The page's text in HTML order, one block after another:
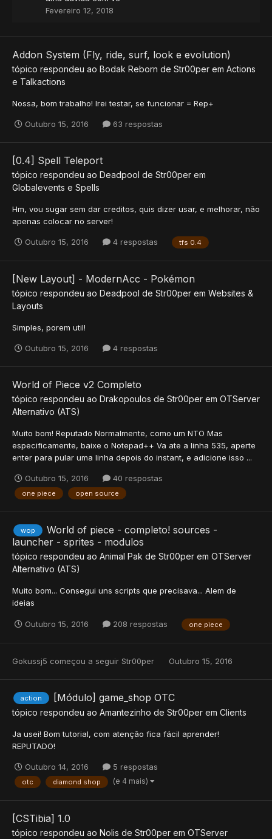
Fevereiro 12, 2018
Addon System (Fly, ride, surf, look e evolution)
tópico respondeu ao Bodak Reborn de Str00per em Actions
e Talkactions
Nossa, bom trabalho! Irei testar, se funcionar = Rep+
Outubro 15, 2016 63 respostas
[0.4] Spell Teleport
tópico respondeu ao Deadpool de Str00per em
Globalevents e Spells
Hm, vou sugar sem dar creditos, quis dizer usar, e melhorar, não
apenas colocar no server!
Outubro 15, 2016 4 respostas tfs 0.4
[New Layout] - ModernAcc - Pokémon
tópico respondeu ao Deadpool de Str00per em Websites &
Layouts
Simples, porem util!
Outubro 15, 2016 4 respostas
World of Piece v2 Completo
tópico respondeu ao Drakopoulos de Str00per em OTServer
Alternativo (ATS)
Muito bom! Reputado Normalmente, como um NTO Mas
especificamente, baixe o Notepad++ Va ate a linha 535, aperte
enter para pular uma linha depois do instant, e adicione isso ...
Outubro 15, 2016 40 respostas
one piece open source
wop
World of piece - completo! sources -
launcher - sprites - modulos
tópico respondeu ao Animal Pak de Str00per em OTServer
Alternativo (ATS)
Muito bom... Consegui uns scripts que precisava... Alem de
ideias
Outubro 15, 2016 208 respostas one piece
Gokussj5 começou a seguir Str00per Outubro 15, 2016
action [Módulo] game_shop OTC
tópico respondeu ao Amantezinho de Str00per em Clients
Ja usei! Bom tutorial, com atenção fica fácil aprender!
REPUTADO!
Outubro 14, 2016 5 respostas
otc diamond shop (e 4 mais)
[CSTibia] 1.0
tópico respondeu ao Nolis de Str00per em OTServer